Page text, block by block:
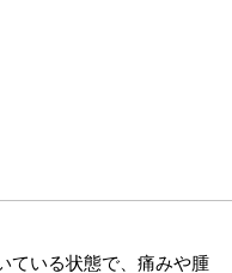
ている状態で、痛みや腫